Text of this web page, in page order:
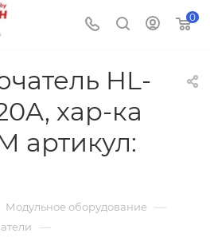
0
HL-
хар-ка
артикул:
Модульное оборудование —
—